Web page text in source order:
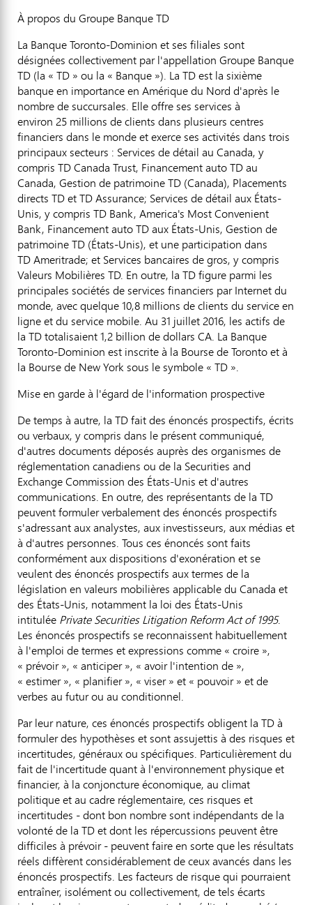
À propos du Groupe Banque TD
La Banque Toronto-Dominion et ses filiales sont
désignées collectivement par l'appellation Groupe Banque
TD (la « TD » ou la « Banque »). La TD est la sixième
banque en importance en Amérique du Nord d'après le
nombre de succursales. Elle offre ses services à
environ 25 millions de clients dans plusieurs centres
financiers dans le monde et exerce ses activités dans trois
principaux secteurs : Services de détail au Canada, y
compris TD Canada Trust, Financement auto TD au
Canada, Gestion de patrimoine TD (Canada), Placements
directs TD et TD Assurance; Services de détail aux États-
Unis, y compris TD Bank, America's Most Convenient
Bank, Financement auto TD aux États-Unis, Gestion de
patrimoine TD (États-Unis), et une participation dans
TD Ameritrade; et Services bancaires de gros, y compris
Valeurs Mobilières TD. En outre, la TD figure parmi les
principales sociétés de services financiers par Internet du
monde, avec quelque 10,8 millions de clients du service en
ligne et du service mobile. Au 31 juillet 2016, les actifs de
la TD totalisaient 1,2 billion de dollars CA. La Banque
Toronto-Dominion est inscrite à la Bourse deTorontoet à
la Bourse de New York sous le symbole « TD ».
Mise en garde à l'égard de l'information prospective
De temps à autre, la TD fait des énoncés prospectifs, écrits
ou verbaux, y compris dans le présent communiqué,
d'autres documents déposés auprès des organismes de
réglementation canadiens ou de la Securities and
Exchange Commission des États‑Unis et d'autres
communications. En outre, des représentants de la TD
peuvent formuler verbalement des énoncés prospectifs
s'adressant aux analystes, aux investisseurs, aux médias et
à d'autres personnes. Tous ces énoncés sont faits
conformément aux dispositions d'exonération et se
veulent des énoncés prospectifs aux termes de la
législation en valeurs mobilières applicable du Canada et
des États-Unis, notamment la loi des États-Unis
intitulée Private Securities Litigation Reform Act of 1995.
Les énoncés prospectifs se reconnaissent habituellement
à l'emploi de termes et expressions comme « croire »,
« prévoir », « anticiper », « avoir l'intention de »,
« estimer », « planifier », « viser » et « pouvoir » et de
verbes au futur ou au conditionnel.
Par leur nature, ces énoncés prospectifs obligent la TD à
formuler des hypothèses et sont assujettis à des risques et
incertitudes, généraux ou spécifiques. Particulièrement du
fait de l'incertitude quant à l'environnement physique et
financier, à la conjoncture économique, au climat
politique et au cadre réglementaire, ces risques et
incertitudes - dont bon nombre sont indépendants de la
volonté de la TD et dont les répercussions peuvent être
difficiles à prévoir - peuvent faire en sorte que les résultats
réels diffèrent considérablement de ceux avancés dans les
énoncés prospectifs. Les facteurs de risque qui pourraient
entraîner, isolément ou collectivement, de tels écarts